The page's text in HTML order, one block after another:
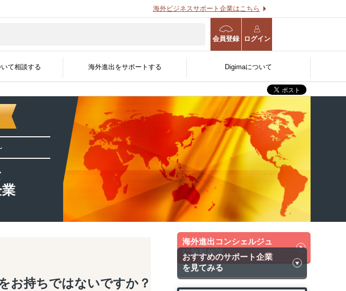
海外ビジネスサポート企業はこちら
会員登録 ログイン
出事例
海外進出企業
インタビュー
スセミナー 海外ビジネスEXPO
て相談する
繋がる
トメント
グローバル人材を採用する
開国エンジン〜縁人〜
海外進出WEB診断
海外事業計画策定支援サー
海外進出をサポートする
について 展示会に出展する
官公庁/公的機関/金融機関
向け
Digimaについて
る質問 運営会社
お持ちではないですか？
海外進出コンシェルジュ
に無料相談
おすすめのサポート企業
を見てみる